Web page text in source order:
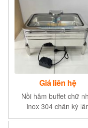
Giá liên hệ
Nồi hâm buffet chữ
inox 304 chân kỳ